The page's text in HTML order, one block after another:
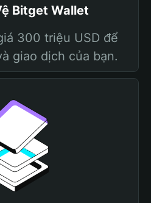
Bitget Wallet
300 triệu USD để
giao dịch của bạn.